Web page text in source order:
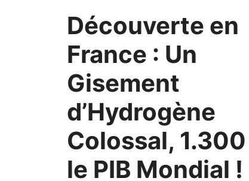
Découverte en
France : Un
Gisement
d’Hydrogène
Colossal,
le PIB Mondial !